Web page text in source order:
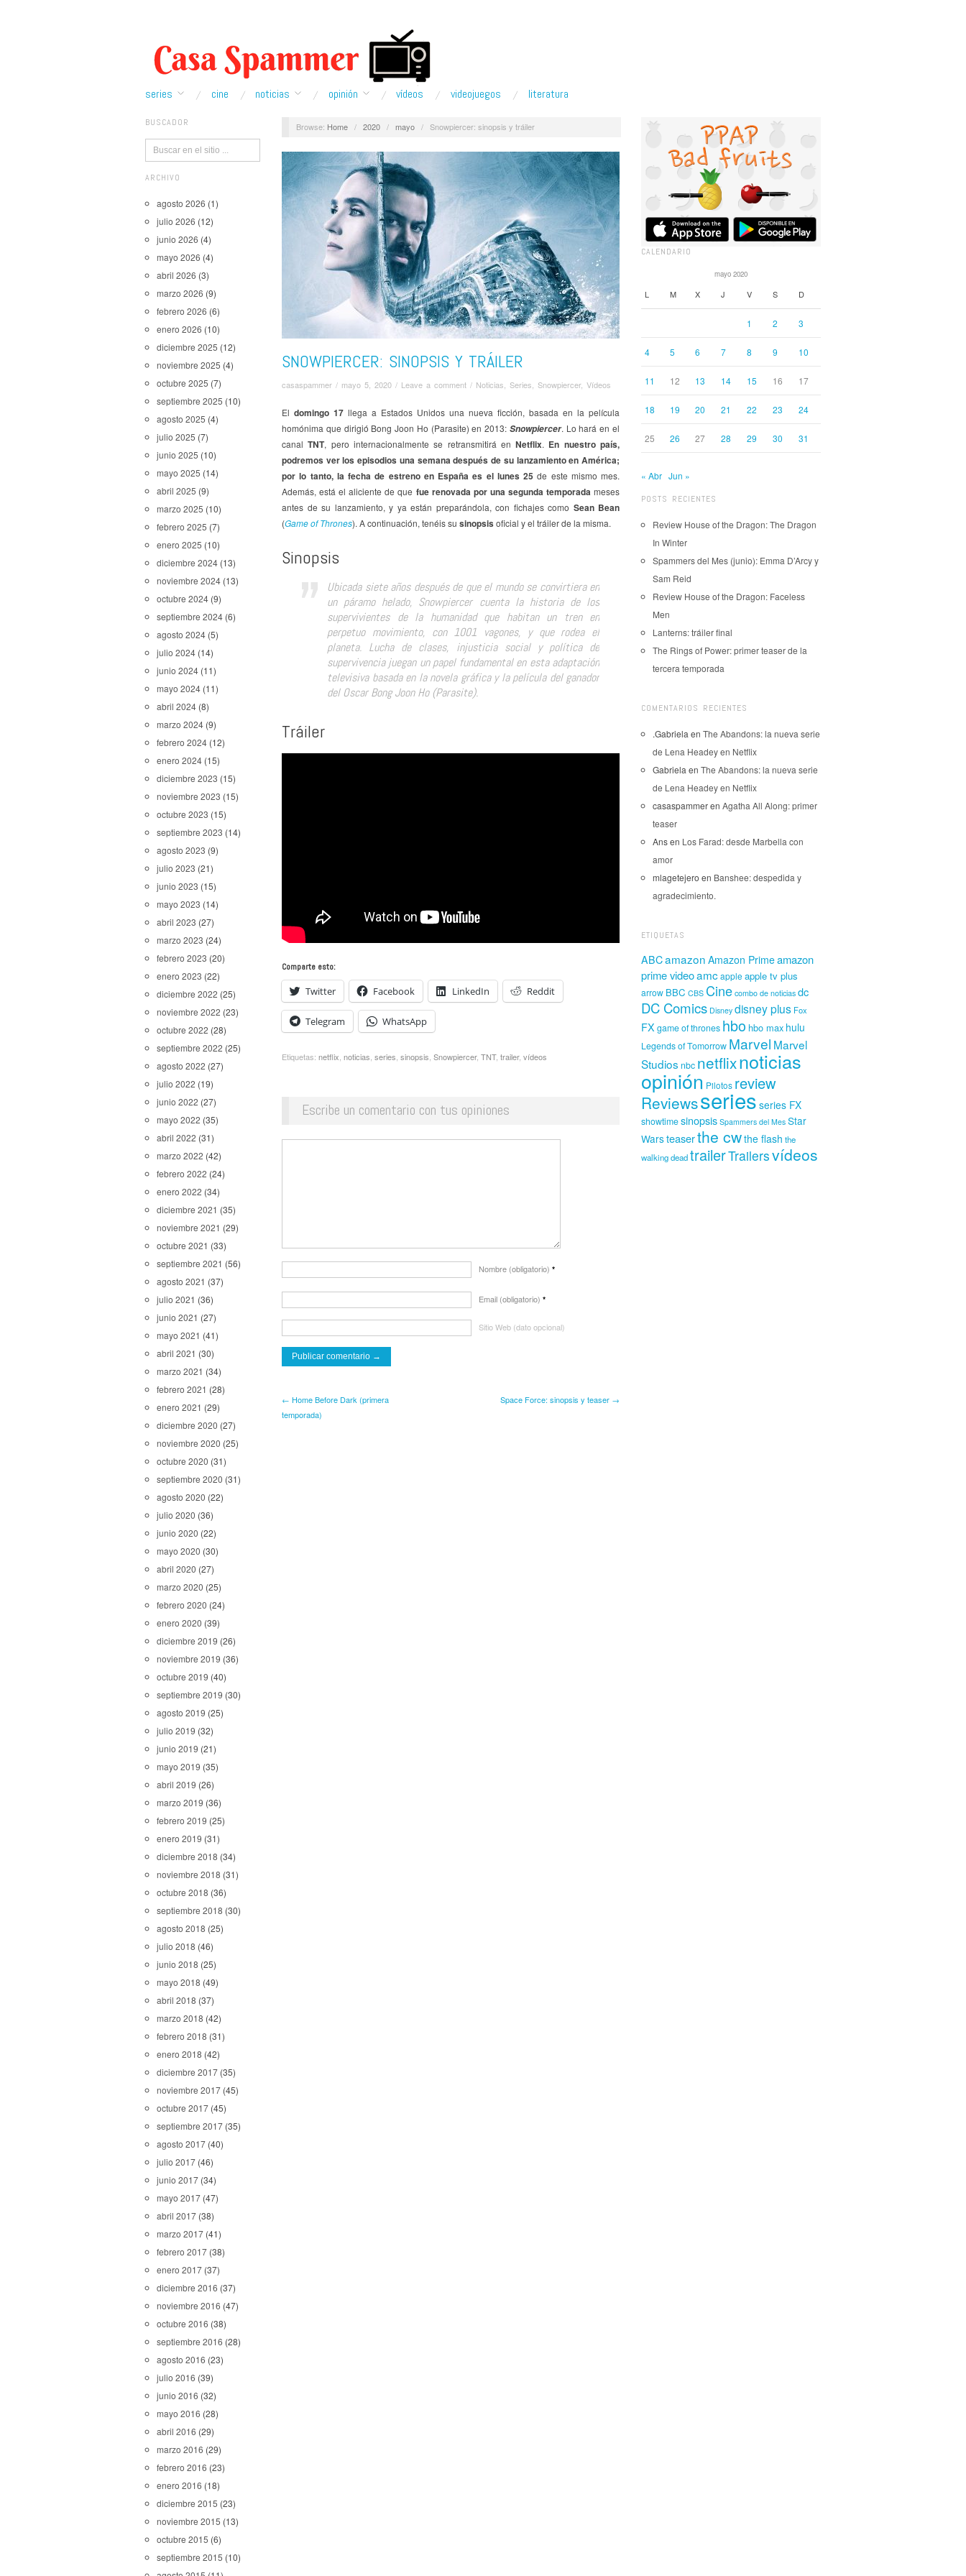
series cine noticias opinión ví­deos videojuegos literatura
BUSCADOR
ARCHIVO
agosto 2026 (1)
julio 2026 (12)
junio 2026 (4)
mayo 2026 (4)
abril 2026 (3)
marzo 2026 (9)
febrero 2026 (6)
enero 2026 (10)
diciembre 2025 (12)
noviembre 2025 (4)
octubre 2025 (7)
septiembre 2025 (10)
agosto 2025 (4)
julio 2025 (7)
junio 2025 (10)
mayo 2025 (14)
abril 2025 (9)
marzo 2025 (10)
febrero 2025 (7)
enero 2025 (10)
diciembre 2024 (13)
noviembre 2024 (13)
octubre 2024 (9)
septiembre 2024 (6)
agosto 2024 (5)
julio 2024 (14)
junio 2024 (11)
mayo 2024 (11)
abril 2024 (8)
marzo 2024 (9)
febrero 2024 (12)
enero 2024 (15)
diciembre 2023 (15)
noviembre 2023 (15)
octubre 2023 (15)
septiembre 2023 (14)
agosto 2023 (9)
julio 2023 (21)
junio 2023 (15)
mayo 2023 (14)
abril 2023 (27)
marzo 2023 (24)
febrero 2023 (20)
enero 2023 (22)
diciembre 2022 (25)
noviembre 2022 (23)
octubre 2022 (28)
septiembre 2022 (25)
agosto 2022 (27)
julio 2022 (19)
junio 2022 (27)
mayo 2022 (35)
abril 2022 (31)
marzo 2022 (42)
febrero 2022 (24)
enero 2022 (34)
diciembre 2021 (35)
noviembre 2021 (29)
octubre 2021 (33)
septiembre 2021 (56)
agosto 2021 (37)
julio 2021 (36)
junio 2021 (27)
mayo 2021 (41)
abril 2021 (30)
marzo 2021 (34)
febrero 2021 (28)
enero 2021 (29)
diciembre 2020 (27)
noviembre 2020 (25)
octubre 2020 (31)
septiembre 2020 (31)
agosto 2020 (22)
julio 2020 (36)
junio 2020 (22)
mayo 2020 (30)
abril 2020 (27)
marzo 2020 (25)
febrero 2020 (24)
enero 2020 (39)
diciembre 2019 (26)
noviembre 2019 (36)
octubre 2019 (40)
septiembre 2019 (30)
agosto 2019 (25)
julio 2019 (32)
junio 2019 (21)
mayo 2019 (35)
abril 2019 (26)
marzo 2019 (36)
febrero 2019 (25)
enero 2019 (31)
diciembre 2018 (34)
noviembre 2018 (31)
octubre 2018 (36)
septiembre 2018 (30)
agosto 2018 (25)
julio 2018 (46)
junio 2018 (25)
mayo 2018 (49)
abril 2018 (37)
marzo 2018 (42)
febrero 2018 (31)
enero 2018 (42)
diciembre 2017 (35)
noviembre 2017 (45)
octubre 2017 (45)
septiembre 2017 (35)
agosto 2017 (40)
julio 2017 (46)
junio 2017 (34)
mayo 2017 (47)
abril 2017 (38)
marzo 2017 (41)
febrero 2017 (38)
enero 2017 (37)
diciembre 2016 (37)
noviembre 2016 (47)
octubre 2016 (38)
septiembre 2016 (28)
agosto 2016 (23)
julio 2016 (39)
junio 2016 (32)
mayo 2016 (28)
abril 2016 (29)
marzo 2016 (29)
febrero 2016 (23)
enero 2016 (18)
diciembre 2015 (23)
noviembre 2015 (13)
octubre 2015 (6)
septiembre 2015 (10)
Browse: Home / 2020 / mayo / Snowpiercer: sinopsis y tráiler
SNOWPIERCER: SINOPSIS Y TRÁILER
casaspammer / mayo 5, 2020 / Leave a comment / Noticias Series Snowpiercer, Ví­deos
El domingo 17 llega a Estados Unidos una nueva ficción, basada en la película
homónima que dirigió Bong Joon Ho (Parasite) en 2013: Snowpiercer. Lo hará en el
canalTNT, pero internacionalmente se retransmitirá enNetflix. En nuestro país,
podremos ver los episodios una semana después de su lanzamiento en América;
por lo tanto, la fecha de estreno en España es el lunes 25 de este mismo mes.
Además, está el aliciente de que fue renovada por una segunda temporada meses
antes de su lanzamiento, y ya están preparándola, con fichajes como Sean Bean
(Game of Thrones). A continuación, tenéis su sinopsis oficial y el tráiler de la misma.
Sinopsis
Ubicada siete años después de que el mundo se convirtiera en
un páramo helado, Snowpiercer cuenta la historia de los
supervivientes de la humanidad que habitan un tren en
perpetuo movimiento, con 1001 vagones, y que rodea el
planeta. Lucha de clases, injusticia social y política de
supervivencia juegan un papel fundamental en esta adaptación
televisiva basada en la novela gráfica y la película del ganador
del Oscar Bong Joon Ho (Parasite).
Tráiler
Comparte esto:
Twitter Facebook LinkedIn Reddit
Telegram WhatsApp
Etiquetas: netflix noticias series sinopsis Snowpiercer, TNT, trailer, vídeos
Escribe un comentario con tus opiniones
Nombre (obligatorio) *
Email (obligatorio) *
Sitio Web (dato opcional)
← Home Before Dark (primera
temporada)
Space Force: sinopsis y teaser →
CALENDARIO
mayo 2020
L M X J V S D
1 2 3
4 5 6 7 8 9 10
11 12 13 14 15 16 17
18 19 20 21 22 23 24
25 26 27 28 29 30 31
« Abr Jun »
POSTS RECIENTES
Review House of the Dragon: The Dragon
In Winter
Spammers del Mes (junio): Emma D’Arcy y
Sam Reid
Review House of the Dragon: Faceless
Men
Lanterns: tráiler final
The Rings of Power: primer teaser de la
tercera temporada
COMENTARIOS RECIENTES
.Gabriela en The Abandons: la nueva serie
de Lena Headey en Netflix
Gabriela en The Abandons: la nueva serie
de Lena Headey en Netflix
casaspammeren Agatha All Along: primer
teaser
Ansen Los Farad: desde Marbella con
amor
mlagetejero en Banshee: despedida y
agradecimiento.
ETIQUETAS
ABCamazon Amazon Primeamazon
prime videoamcapple apple tv plus
arrow BBC CBS Cine combo de noticias dc
DC Comics Disney disney plus Fox
FX game of thrones hbo hbo max hulu
Legends of Tomorrow Marvel Marvel
Studios nbc netflixnoticias
opinión Pilotos review
Reviewsseries series FX
showtimesinopsis Spammers del Mes Star
Warsteaserthe cwthe flash the
walking deadtrailerTrailersvídeos